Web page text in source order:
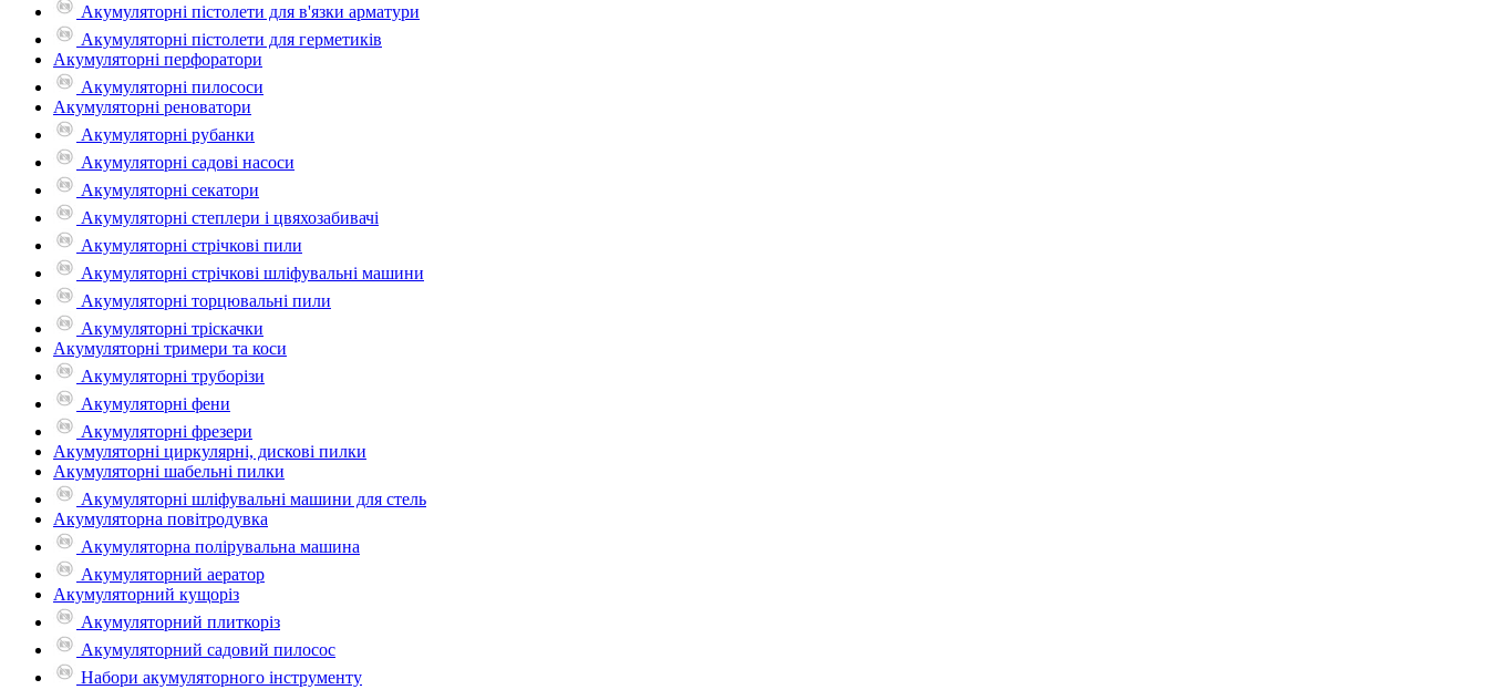
Акумуляторні пістолети для в'язки арматури
Акумуляторні пістолети для герметиків
Акумуляторні перфоратори
Акумуляторні пилососи
Акумуляторні реноватори
Акумуляторні рубанки
Акумуляторні садові насоси
Акумуляторні секатори
Акумуляторні степлери і цвяхозабивачі
Акумуляторні стрічкові пили
Акумуляторні стрічкові шліфувальні машини
Акумуляторні торцювальні пили
Акумуляторні тріскачки
Акумуляторні тримери та коси
Акумуляторні труборізи
Акумуляторні фени
Акумуляторні фрезери
Акумуляторні циркулярні, дискові пилки
Акумуляторні шабельні пилки
Акумуляторні шліфувальні машини для стель
Акумуляторна повітродувка
Акумуляторна полірувальна машина
Акумуляторний аератор
Акумуляторний кущоріз
Акумуляторний плиткоріз
Акумуляторний садовий пилосос
Набори акумуляторного інструменту